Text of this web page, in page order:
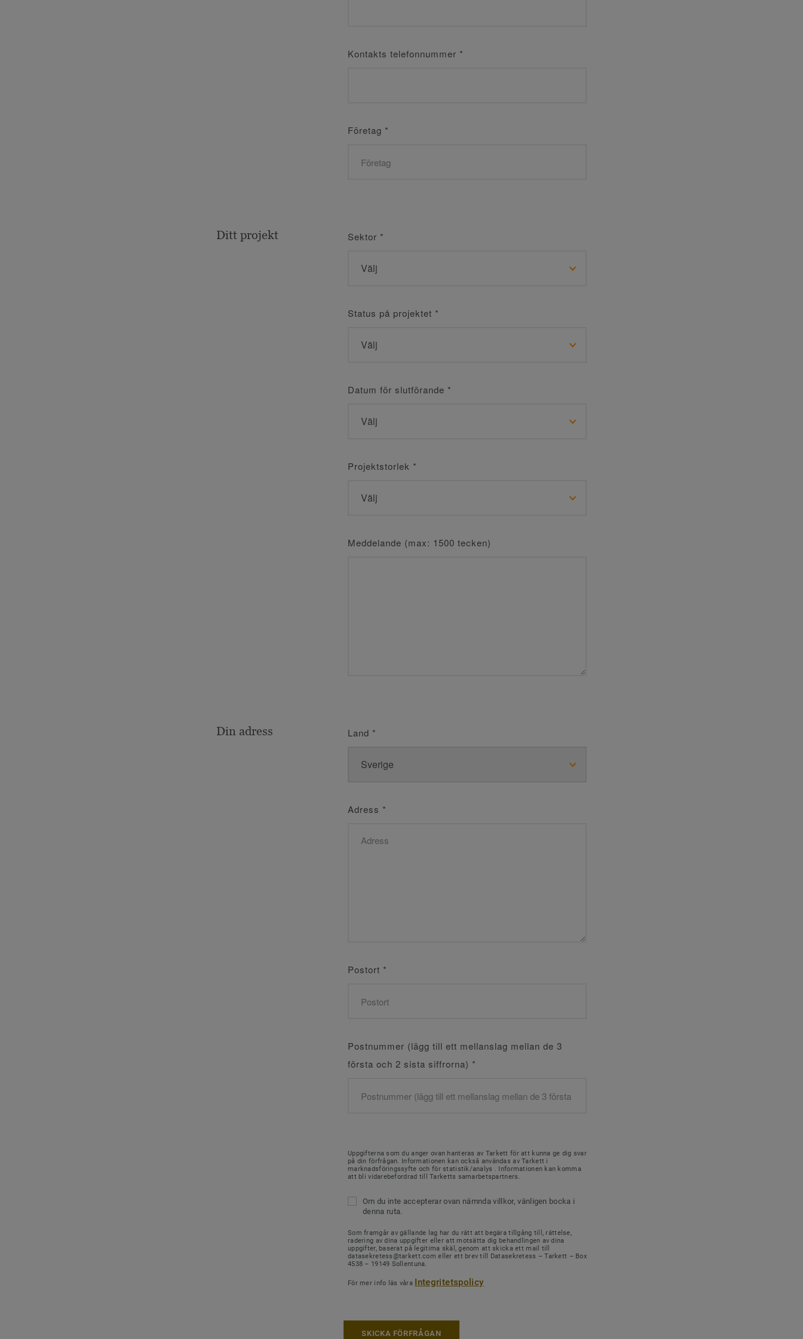
Kontakts telefonnummer *
Företag *
Ditt projekt Sektor *
Status på projektet *
Datum för slutförande *
Projektstorlek *
Meddelande (max: 1500 tecken)
Din adress Land *
Adress *
Postort *
Postnummer (lägg till ett mellanslag mellan de 3
första och 2 sista siffrorna) *
Uppgifterna som du anger ovan hanteras av Tarkett för att kunna ge dig svar
på din förfrågan. Informationen kan också användas av Tarkett i
marknadsföringssyfte och för statistik/analys . Informationen kan komma
att bli vidarebefordrad till Tarketts samarbetspartners.
Om du inte accepterar ovan nämnda villkor, vänligen bocka i
denna ruta.
Som framgår av gällande lag har du rätt att begära tillgång till, rättelse,
radering av dina uppgifter eller att motsätta dig behandlingen av dina
uppgifter, baserat på legitima skäl, genom att skicka ett mail till
datasekretess@tarkett.com eller ett brev till Datasekretess – Tarkett – Box
4538 – 19149 Sollentuna.
För mer info läs våra Integritetspolicy
SKICKA FÖRFRÅGAN